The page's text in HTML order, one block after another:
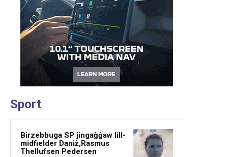
Sport
Birzebbuga SP jingaġġaw lill-
midfielder Daniż,Rasmus
Thellufsen Pedersen